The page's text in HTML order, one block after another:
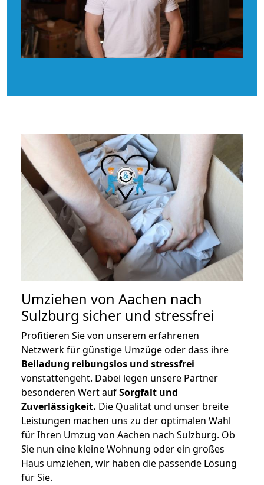
Umziehen von Aachen nach
Sulzburg sicher und stressfrei
Profitieren Sie von unserem erfahrenen
Netzwerk für günstige Umzüge oder dass ihre
Beiladung reibungslos und stressfrei
vonstattengeht. Dabei legen unsere Partner
besonderen Wert aufSorgfalt und
Zuverlässigkeit. Die Qualität und unser breite
Leistungen machen uns zu der optimalen Wahl
für Ihren Umzug von Aachen nach Sulzburg. Ob
Sie nun eine kleine Wohnung oder ein großes
Haus umziehen, wir haben die passende Lösung
für Sie.